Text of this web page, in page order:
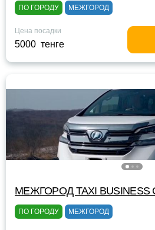
ПО ГОРОДУ МЕЖГОРОД
Цена посадки
5000 тенге
МЕЖГОРОД TAXI BUSINESS
ПО ГОРОДУ МЕЖГОРОД